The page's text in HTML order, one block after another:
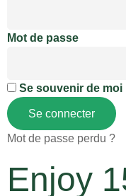
Mot de passe
Se souvenir de moi
Se connecter
Mot de passe perdu ?
Enjoy